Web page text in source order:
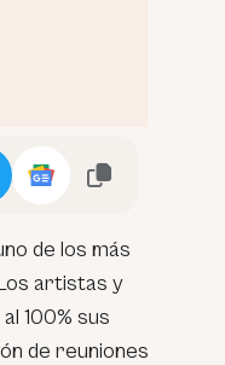
de los más
artistas y
100% sus
de reuniones